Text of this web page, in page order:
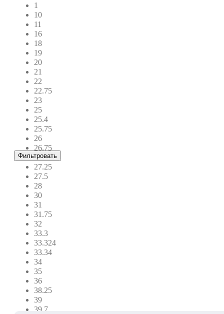
1
10
11
16
18
19
20
21
22
22.75
23
25
25.4
25.75
26
26.75
27
27.25
27.5
28
30
31
31.75
32
33.3
33.324
33.34
34
35
36
38.25
39
39.7
Фильтровать